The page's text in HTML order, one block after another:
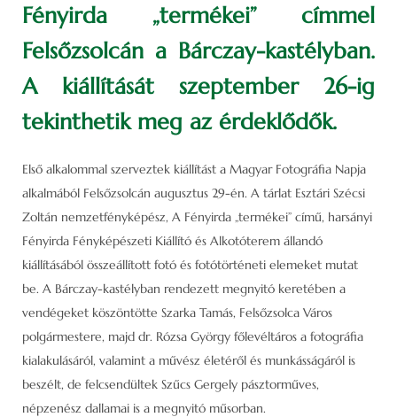
Fényirda „termékei” címmel
Felsőzsolcán a Bárczay-kastélyban.
A kiállítását szeptember 26-ig
tekinthetik meg az érdeklődők.
Első alkalommal szerveztek kiállítást a Magyar Fotográfia Napja
alkalmából Felsőzsolcán augusztus 29-én. A tárlat Esztári Szécsi
Zoltán nemzetfényképész, A Fényirda „termékei” című, harsányi
Fényirda Fényképészeti Kiállító és Alkotóterem állandó
kiállításából összeállított fotó és fotótörténeti elemeket mutat
be. A Bárczay-kastélyban rendezett megnyitó keretében a
vendégeket köszöntötte Szarka Tamás, Felsőzsolca Város
polgármestere, majd dr. Rózsa György főlevéltáros a fotográfia
kialakulásáról, valamint a művész életéről és munkásságáról is
beszélt, de felcsendültek Szűcs Gergely pásztorműves,
népzenész dallamai is a megnyitó műsorban.